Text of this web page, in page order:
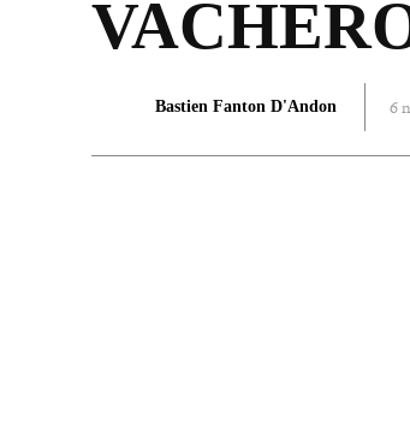
Bastien Fanton D'Andon 6